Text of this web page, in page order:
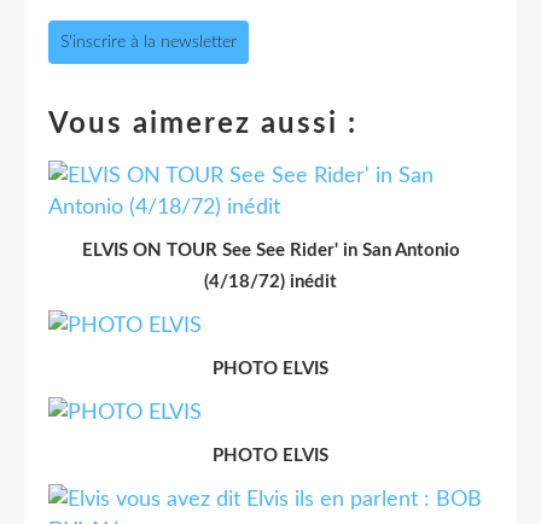
S'inscrire à la newsletter
Vous aimerez aussi :
ELVIS ON TOUR See See Rider' in San Antonio
(4/18/72) inédit
PHOTO ELVIS
PHOTO ELVIS